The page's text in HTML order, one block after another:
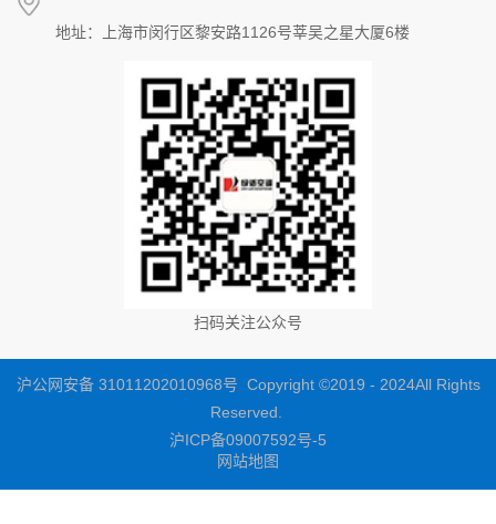
地址：上海市闵行区黎安路1126号莘吴之星大厦6楼
扫码关注公众号
沪公网安备 31011202010968号 Copyright ©2019 - 2024All Rights
Reserved.
沪ICP备09007592号-5
网站地图